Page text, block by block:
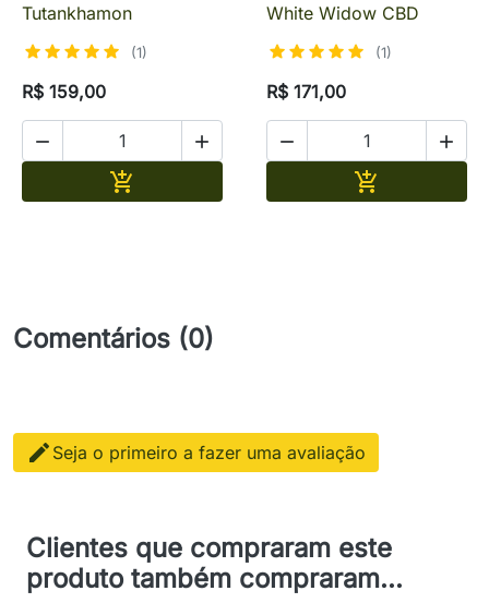
Tutankhamon
(1)
R$ 159,00
 

White Widow CBD
(1)
R$ 171,00
 

Comentários (0)
 Seja o primeiro a fazer uma avaliação
Clientes que compraram este
produto também compraram...